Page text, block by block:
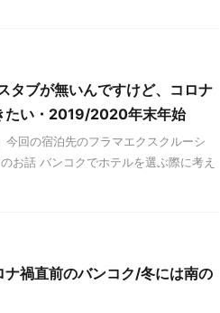
タブが無いんですけど、コロナ
たい・2019/2020年末年始
回の宿泊先のフラマエクスクルーシ
お話 バンコクでホテルを選ぶ際に考え
禍直前のバンコク/冬には南の